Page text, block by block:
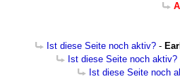
Ist diese Seite noch aktiv? -
Ist diese Seite noch aktiv?
Ist diese Seite noch